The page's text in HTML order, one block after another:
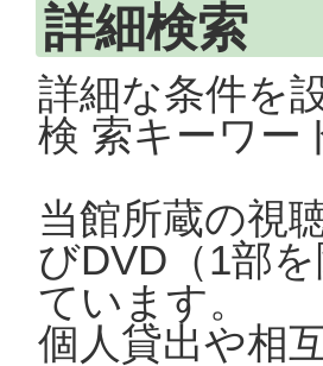
詳細検索
詳細な条件を
検 索キーワー
当館所蔵の視
びDVD（1部
ています。
個人貸出や相